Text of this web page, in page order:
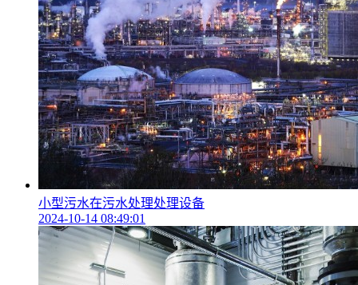
小型污水在污水处理处理设备
2024-10-14 08:49:01